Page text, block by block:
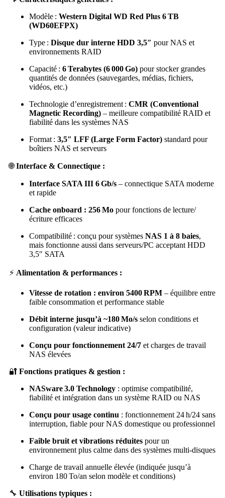
Modèle : Western Digital WD Red Plus 6 TB
(WD60EFPX)
Type : Disque dur interne HDD 3,5″ pour NAS et
environnements RAID
Capacité : 6 Terabytes (6 000 Go) pour stocker grandes
quantités de données (sauvegardes, médias, fichiers,
vidéos, etc.)
Technologie d’enregistrement : CMR (Conventional
Magnetic Recording) – meilleure compatibilité RAID et
fiabilité dans les systèmes NAS
Format : 3,5″ LFF (Large Form Factor) standard pour
boîtiers NAS et serveurs
🌐Interface & Connectique :
Interface SATA III 6 Gb/s – connectique SATA moderne
et rapide
Cache onboard : 256 Mo pour fonctions de lecture/
écriture efficaces
Compatibilité : conçu pour systèmes NAS 1 à 8 baies,
mais fonctionne aussi dans serveurs/PC acceptant HDD
3,5″ SATA
⚡ Alimentation & performances :
Vitesse de rotation : environ 5400 RPM – équilibre entre
faible consommation et performance stable
Débit interne jusqu’à ~180 Mo/s selon conditions et
configuration (valeur indicative)
Conçu pour fonctionnement 24/7 et charges de travail
NAS élevées
🔐 Fonctions pratiques & gestion :
NASware 3.0 Technology : optimise compatibilité,
fiabilité et intégration dans un système RAID ou NAS
Conçu pour usage continu : fonctionnement 24 h/24 sans
interruption, fiable pour NAS domestique ou professionnel
Faible bruit et vibrations réduites pour un
environnement plus calme dans des systèmes multi‑disques
Charge de travail annuelle élevée (indiquée jusqu’à
environ 180 To/an selon modèle et conditions)
🔧 Utilisations typiques :